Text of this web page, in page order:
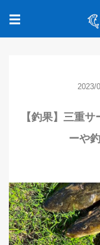
☰
2023/
【釣果】三重
ーや